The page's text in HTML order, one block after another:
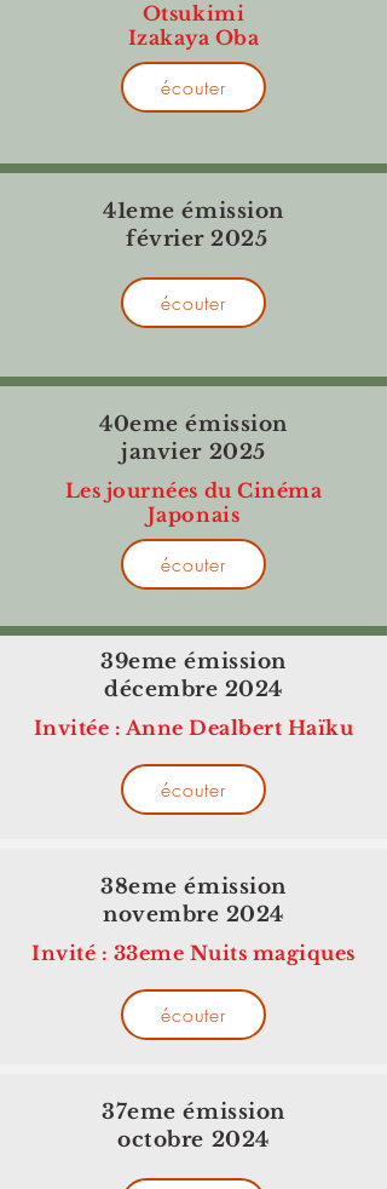
39eme émission
décembre 2024
Invitée : Anne Dealbert Haïku
écouter
38eme émission
novembre 2024
Invité : 33eme Nuits magiques
écouter
37eme émission
octobre 2024
Otsukimi
Izakaya Oba
écouter
41eme émission
février 2025
écouter
40eme émission
janvier 2025
Les journées du Cinéma
Japonais
écouter